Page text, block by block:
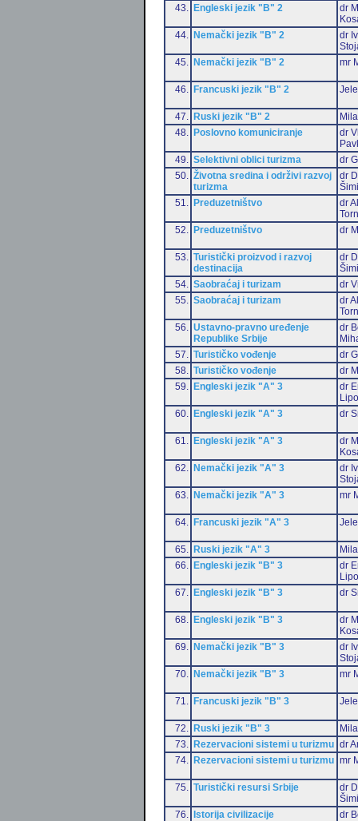
43. Engleski jezik "B" 2
dr
44.
Nemački jezik "B" 2
dr
45.
Nemački jezik "B" 2 mr
46. Francuski jezik "B" 2
47. Ruski jezik "B" 2
48.
Poslovno komuniciranje
dr
49.
Selektivni oblici turizma
dr
50.
Životna sredina i održivi razvoj
turizma
dr
51.
Preduzetništvo
dr
52.
Preduzetništvo dr
53.
Turistički proizvod i razvoj
destinacija
dr
54.
Saobraćaj i turizam
dr
55.
Saobraćaj i turizam
dr
56.
Ustavno-pravno uređenje
Republike Srbije
dr
57.
Turističko vođenje
dr
58.
Turističko vođenje
dr
59.
Engleski jezik "A" 3
dr
60.
Engleski jezik "A" 3 dr
61. Engleski jezik "A" 3
dr
62.
Nemački jezik "A" 3
dr
63.
Nemački jezik "A" 3 mr
64. Francuski jezik "A" 3
65. Ruski jezik "A" 3
66.
Engleski jezik "B" 3
dr
67.
Engleski jezik "B" 3 dr
68. Engleski jezik "B" 3
dr
69.
Nemački jezik "B" 3
dr
70.
Nemački jezik "B" 3 mr
71. Francuski jezik "B" 3
72. Ruski jezik "B" 3
73.
Rezervacioni sistemi u turizmu dr
74.
Rezervacioni sistemi u turizmu mr
75. Turistički resursi Srbije
dr
76.
Istorija civilizacije dr